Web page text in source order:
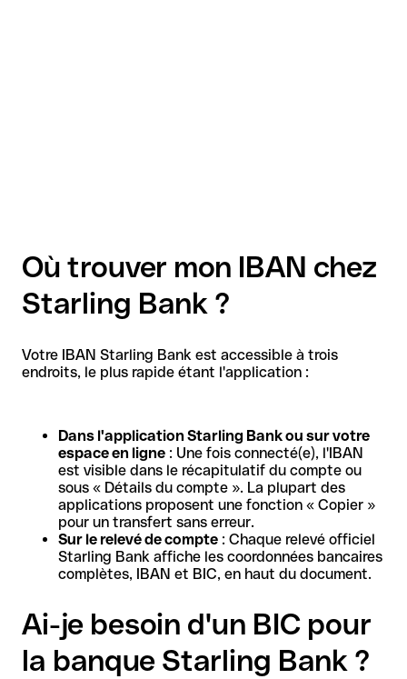
Où trouver mon IBAN chez
Starling Bank ?
Votre IBAN Starling Bank est accessible à trois
endroits, le plus rapide étant l'application :
Dans l'application Starling Bank ou sur votre
espace en ligne : Une fois connecté(e), l'IBAN
est visible dans le récapitulatif du compte ou
sous « Détails du compte ». La plupart des
applications proposent une fonction « Copier »
pour un transfert sans erreur.
Sur le relevé de compte : Chaque relevé officiel
Starling Bank affiche les coordonnées bancaires
complètes, IBAN et BIC, en haut du document.
Ai-je besoin d'un BIC pour
la banque Starling Bank ?